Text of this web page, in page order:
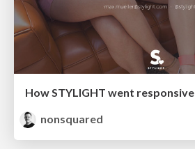
How STYLIGHT went responsive
nonsquared